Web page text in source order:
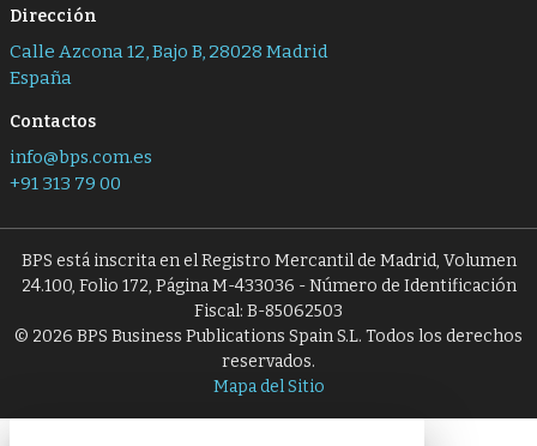
Dirección
Calle Azcona 12, Bajo B, 28028 Madrid
España
Contactos
info@bps.com.es
+91 313 79 00
BPS está inscrita en el Registro Mercantil de Madrid, Volumen
24.100, Folio 172, Página M-433036 - Número de Identificación
Fiscal: B-85062503
© 2026 BPS Business Publications Spain S.L. Todos los derechos
reservados.
Mapa del Sitio